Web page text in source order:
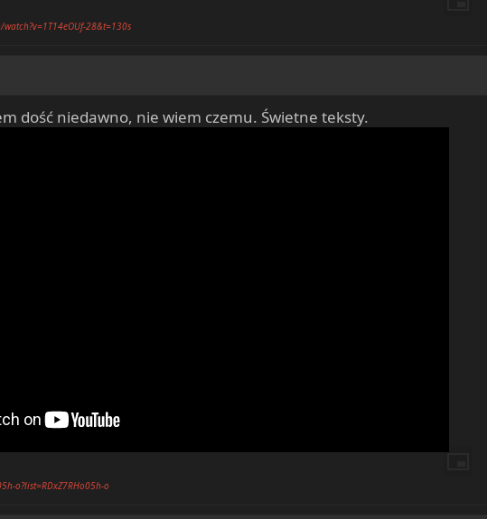
28&t=130s
dość niedawno, nie wiem czemu. Świetne teksty.
o?list=RDxZ7RHo05h-o